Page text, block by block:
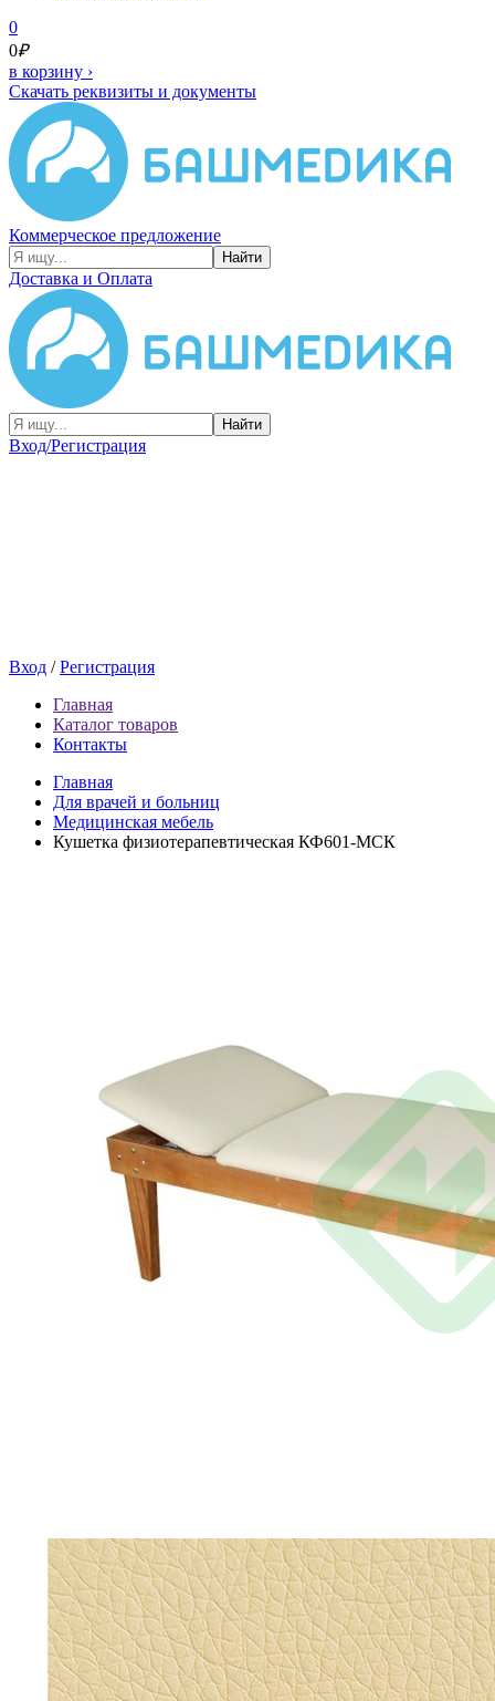
0
0₽
в корзину ›
Скачать реквизиты и документы
Коммерческое предложение
Найти
Доставка и Оплата
Найти
Вход/Регистрация
Вход /Регистрация
Главная
Каталог товаров
Контакты
Главная
Для врачей и больниц
Медицинская мебель
Кушетка физиотерапевтическая КФ601-МСК